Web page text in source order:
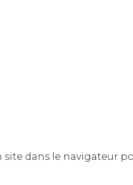
dans le navigateur